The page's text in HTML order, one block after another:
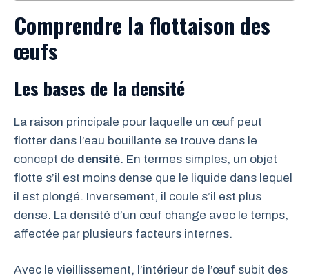
Comprendre la flottaison des
œufs
Les bases de la densité
La raison principale pour laquelle un œuf peut
flotter dans l’eau bouillante se trouve dans le
concept de densité. En termes simples, un objet
flotte s’il est moins dense que le liquide dans lequel
il est plongé. Inversement, il coule s’il est plus
dense. La densité d’un œuf change avec le temps,
affectée par plusieurs facteurs internes.
Avec le vieillissement, l’intérieur de l’œuf subit des